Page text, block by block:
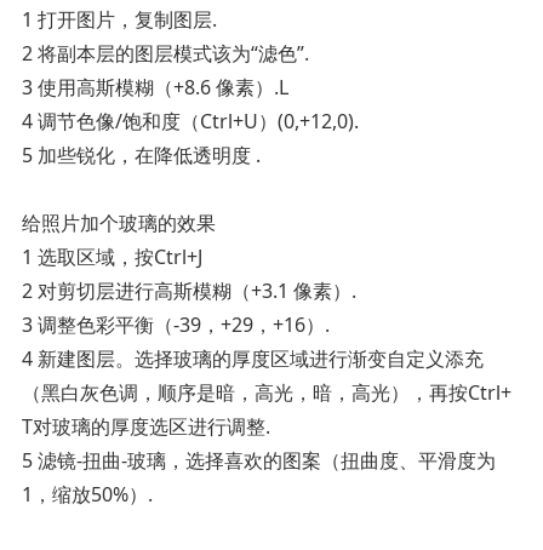
1 打开图片，复制图层.
2 将副本层的图层模式该为“滤色”.
3 使用高斯模糊（+8.6 像素）.L
4 调节色像/饱和度（Ctrl+U）(0,+12,0).
5 加些锐化，在降低透明度 .
给照片加个玻璃的效果
1 选取区域，按Ctrl+J
2 对剪切层进行高斯模糊（+3.1 像素）.
3 调整色彩平衡（-39，+29，+16）.
4 新建图层。选择玻璃的厚度区域进行渐变自定义添充
（黑白灰色调，顺序是暗，高光，暗，高光），再按Ctrl+
T对玻璃的厚度选区进行调整.
5 滤镜-扭曲-玻璃，选择喜欢的图案（扭曲度、平滑度为
1，缩放50%）.